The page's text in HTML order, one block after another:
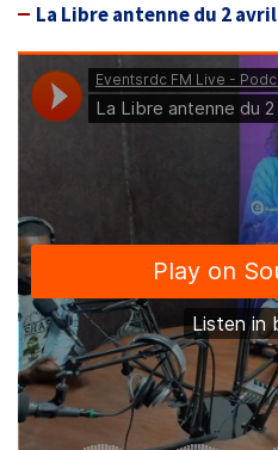
La Libre antenne du 2 avril